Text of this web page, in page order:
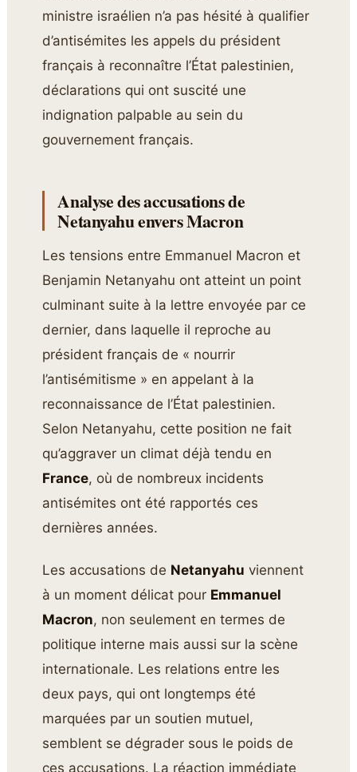
ministre israélien n’a pas hésité à qualifier
d’antisémites les appels du président
français à reconnaître l’État palestinien,
déclarations qui ont suscité une
indignation palpable au sein du
gouvernement français.
Analyse des accusations de
Netanyahu envers Macron
Les tensions entre Emmanuel Macron et
Benjamin Netanyahu ont atteint un point
culminant suite à la lettre envoyée par ce
dernier, dans laquelle il reproche au
président français de « nourrir
l’antisémitisme » en appelant à la
reconnaissance de l’État palestinien.
Selon Netanyahu, cette position ne fait
qu’aggraver un climat déjà tendu en
France, où de nombreux incidents
antisémites ont été rapportés ces
dernières années.
Les accusations de Netanyahu viennent
à un moment délicat pour Emmanuel
Macron, non seulement en termes de
politique interne mais aussi sur la scène
internationale. Les relations entre les
deux pays, qui ont longtemps été
marquées par un soutien mutuel,
semblent se dégrader sous le poids de
ces accusations. La réaction immédiate